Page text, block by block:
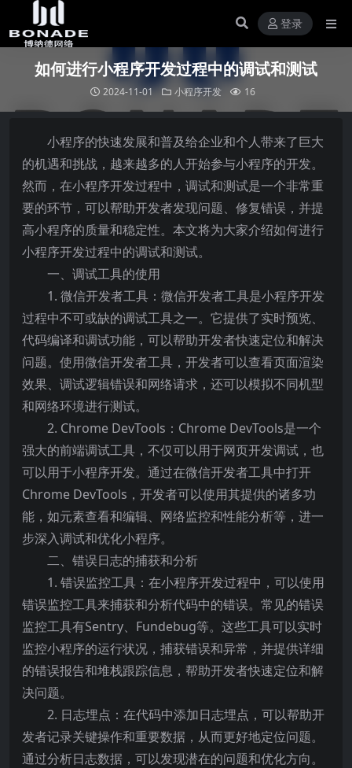
登录
如何进行小程序开发过程中的调试和测试
2024-11-01 小程序开发 16
小程序的快速发展和普及给企业和个人带来了巨大
的机遇和挑战，越来越多的人开始参与小程序的开发。
然而，在小程序开发过程中，调试和测试是一个非常重
要的环节，可以帮助开发者发现问题、修复错误，并提
高小程序的质量和稳定性。本文将为大家介绍如何进行
小程序开发过程中的调试和测试。
一、调试工具的使用
1. 微信开发者工具：微信开发者工具是小程序开发
过程中不可或缺的调试工具之一。它提供了实时预览、
代码编译和调试功能，可以帮助开发者快速定位和解决
问题。使用微信开发者工具，开发者可以查看页面渲染
效果、调试逻辑错误和网络请求，还可以模拟不同机型
和网络环境进行测试。
2. Chrome DevTools：Chrome DevTools是一个
强大的前端调试工具，不仅可以用于网页开发调试，也
可以用于小程序开发。通过在微信开发者工具中打开
Chrome DevTools，开发者可以使用其提供的诸多功
能，如元素查看和编辑、网络监控和性能分析等，进一
步深入调试和优化小程序。
二、错误日志的捕获和分析
1. 错误监控工具：在小程序开发过程中，可以使用
错误监控工具来捕获和分析代码中的错误。常见的错误
监控工具有Sentry、Fundebug等。这些工具可以实时
监控小程序的运行状况，捕获错误和异常，并提供详细
的错误报告和堆栈跟踪信息，帮助开发者快速定位和解
决问题。
2. 日志埋点：在代码中添加日志埋点，可以帮助开
发者记录关键操作和重要数据，从而更好地定位问题。
通过分析日志数据，可以发现潜在的问题和优化方向。